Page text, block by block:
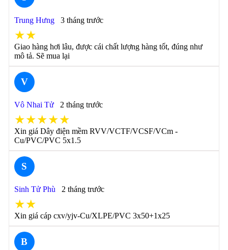
Trung Hưng 3 tháng trước
★★
Giao hàng hơi lâu, được cái chất lượng hàng tốt, đúng như
mô tả. Sẽ mua lại
V
Vô Nhai Tử 2 tháng trước
★★★★★
Xin giá Dây điện mềm RVV/VCTF/VCSF/VCm -
Cu/PVC/PVC 5x1.5
S
Sinh Tử Phù 2 tháng trước
★★
Xin giá cáp cxv/yjv-Cu/XLPE/PVC 3x50+1x25
B